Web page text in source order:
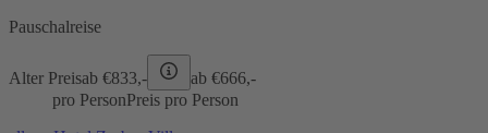
Pauschalreise
Alter Preisab €833,- ab €666,-
pro PersonPreis pro Person